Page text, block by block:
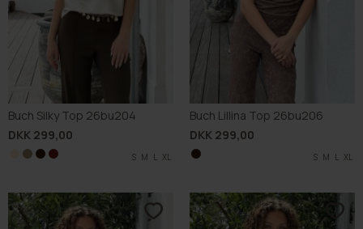
Buch Silky Top 26bu204
DKK 299,00
S M L XL
S M L XL
S M L XL
S M L XL
Buch Lillina Top 26bu206
DKK 299,00
S M L XL